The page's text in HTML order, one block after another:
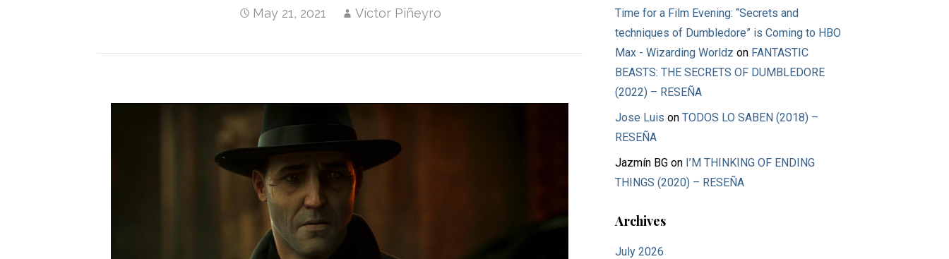
May 21, 2021 Víctor Piñeyro
Time for a Film Evening: “Secrets and
techniques of Dumbledore” is Coming to HBO
Max - Wizarding Worldz on FANTASTIC
BEASTS: THE SECRETS OF DUMBLEDORE
(2022) – RESEÑA
Jose Luis on TODOS LO SABEN (2018) –
RESEÑA
Jazmín BGon I’M THINKING OF ENDING
THINGS (2020) – RESEÑA
Archives
July 2026